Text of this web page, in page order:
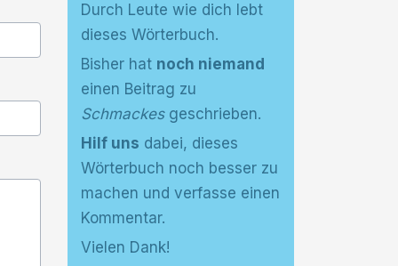
Durch Leute wie dich lebt
dieses Wörterbuch.
Bisher hat noch niemand
einen Beitrag zu
Schmackesgeschrieben.
Hilf uns dabei, dieses
Wörterbuch noch besser zu
machen und verfasse einen
Kommentar.
Vielen Dank!